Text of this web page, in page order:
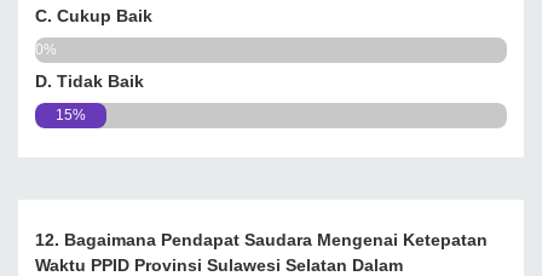
C. Cukup Baik
0%
D. Tidak Baik
15%
12. Bagaimana Pendapat Saudara Mengenai Ketepatan
Waktu PPID Provinsi Sulawesi Selatan Dalam